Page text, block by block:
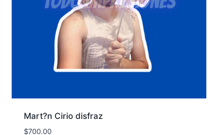
Mart?n Cirio disfraz
$700.00